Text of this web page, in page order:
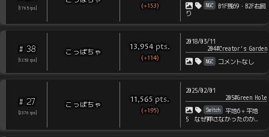
1765 rps (+153) NGC
B1F残69・B2F右回
り
# 38
1253 rps
こっぱちゃ 13,954 pts.
(+114)
2018/03/11
204#Creator's Garden
NGC コメントなし
# 27
2376 rps
こっぱちゃ 11,565 pts.
(+195)
2025/02/01
205#Green Hole
Switch
平地6＋平地
5 なぜ押さなかったのか…